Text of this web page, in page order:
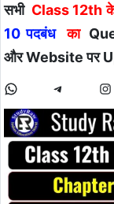
सभी Class 12th
10 पदबंध
का
और Website पर